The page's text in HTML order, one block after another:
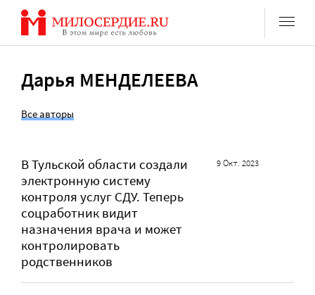
Перейти
содержанию
Дарья МЕНДЕЛЕЕВА
Все авторы
В Тульской области создали
электронную систему
контроля услуг СДУ. Теперь
соцработник видит
назначения врача и может
контролировать
родственников
9 Окт. 2023